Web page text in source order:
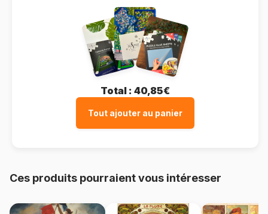
Total : 40,85€
Tout ajouter au panier
Ces produits pourraient vous intéresser